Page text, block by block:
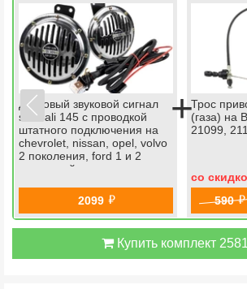
Дисковый звуковой сигнал
sem-ali 145 c проводкой
штатного подключения на
chevrolet, nissan, opel, volvo
2 поколения, ford 1 и 2
поколений
2099 й
+Трос
(газа) на
21099,
со
590 й
Купить комплект 2581